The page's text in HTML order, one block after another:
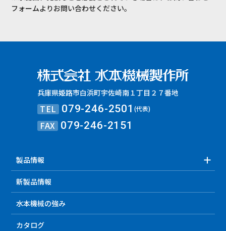
フォームよりお問い合わせください。
兵庫県姫路市白浜町宇佐崎南１丁目２７番地
TEL 079-246-2501(代表)
FAX 079-246-2151
製品情報
新製品情報
水本機械の強み
カタログ